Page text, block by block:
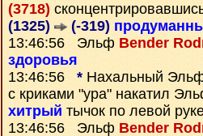
(3718)
(1325)
(-319)
13:46:56 Эльф Bender
здоровья
13:46:56 * Нахальный
с криками "ура" накатил
хитрый тычок по левой
13:46:56 Эльф Bender